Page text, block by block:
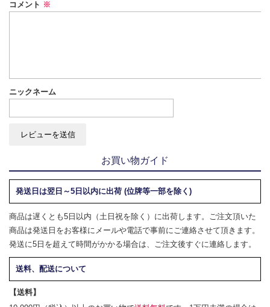
コメント ※
ニックネーム
お買い物ガイド
発送日は翌日～5日以内に出荷 (位牌等一部を除く)
商品は遅くとも5日以内（土日祝を除く）に出荷します。ご注文頂いた
商品は発送日をお客様にメールや電話で事前にご連絡させて頂きます。
発送に5日を超えて時間がかかる場合は、ご注文後すぐに連絡します。
送料、配送について
【送料】